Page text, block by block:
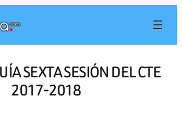
SEXTA SESIÓN DEL CTE
2017-2018